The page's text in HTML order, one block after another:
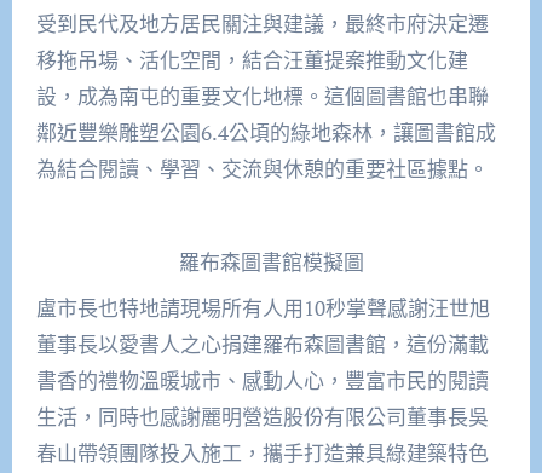
受到民代及地方居民關注與建議，最終市府決定遷
移拖吊場、活化空間，結合汪董提案推動文化建
設，成為南屯的重要文化地標。這個圖書館也串聯
鄰近豐樂雕塑公園6.4公頃的綠地森林，讓圖書館成
為結合閱讀、學習、交流與休憩的重要社區據點。
羅布森圖書館模擬圖
盧市長也特地請現場所有人用10秒掌聲感謝汪世旭
董事長以愛書人之心捐建羅布森圖書館，這份滿載
書香的禮物溫暖城市、感動人心，豐富市民的閱讀
生活，同時也感謝麗明營造股份有限公司董事長吳
春山帶領團隊投入施工，攜手打造兼具綠建築特色